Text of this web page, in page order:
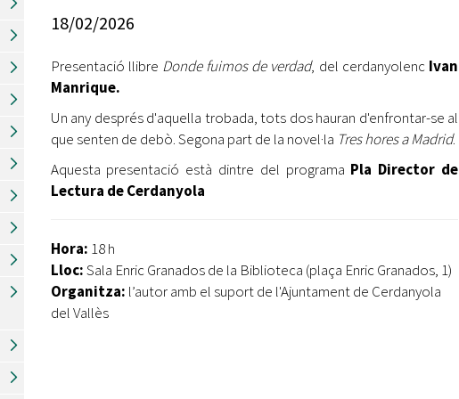
jove 2026
Cerdanyola opta a més de 5 milions d'euros del Pla de
El FIT presenta el cartell de la seva 16a edició i dona el
L’Ajuntament reparteix ulleres gratuïtes per veure
18/02/2026
Presentació llibre Donde fuimos de verdad, del cerdanyolenc Ivan
Manrique.
Un any després d'aquella trobada, tots dos hauran d'enfrontar-se al
que senten de debò. Segona part de la novel·la Tres hores a Madrid.
Aquesta presentació està dintre del programa Pla Director de
Lectura de Cerdanyola
Hora: 18 h
Lloc:Sala Enric Granados de la Biblioteca (plaça Enric Granados, 1)
Organitza: l’autor amb el suport de l'Ajuntament de Cerdanyola
del Vallès